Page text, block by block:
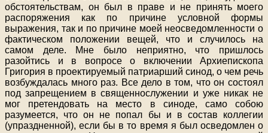
обстоятельствам, он был в праве и не принять моего
распоряжения как по причине условной формы
выражения, так и по причине моей неосведомленности о
фактическом положении вещей, что и случилось на
самом деле. Мне было неприятно, что пришлось
разойтись и в вопросе о включении Архиепископа
Григория в проектируемый патриарший синод, о чем речь
возбуждалась много раз. Все дело в том, что он состоял
под запрещением в священнослужении и уже никак не
мог претендовать на место в синоде, само собою
разумеется, что он не попал бы и в состав коллегии
(упраздненной), если бы в то время я был осведомлен о